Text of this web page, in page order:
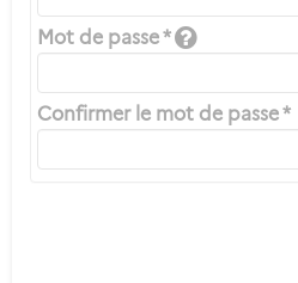
Mot de passe *
Confirmer le mot de passe *